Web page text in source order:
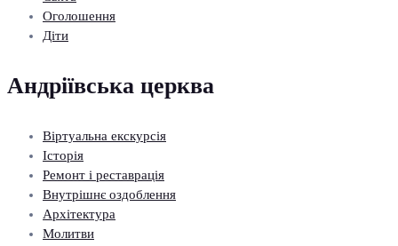
Оголошення
Діти
Андріївська церква
Віртуальна екскурсія
Історія
Ремонт і реставрація
Внутрішнє оздоблення
Архітектура
Молитви